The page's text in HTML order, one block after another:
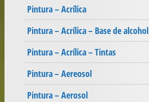
Pintura – Acrílica
Pintura – Acrílica – Base de alcohol
Pintura – Acrílica – Tintas
Pintura – Aereosol
Pintura – Aerosol